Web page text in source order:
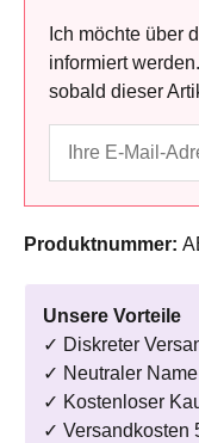
Ich möchte über
informiert
sobald dieser
Produktnummer:
Unsere Vorteile
✓ Diskreter
✓ Neutraler
✓ Kostenloser
✓ Versandkosten